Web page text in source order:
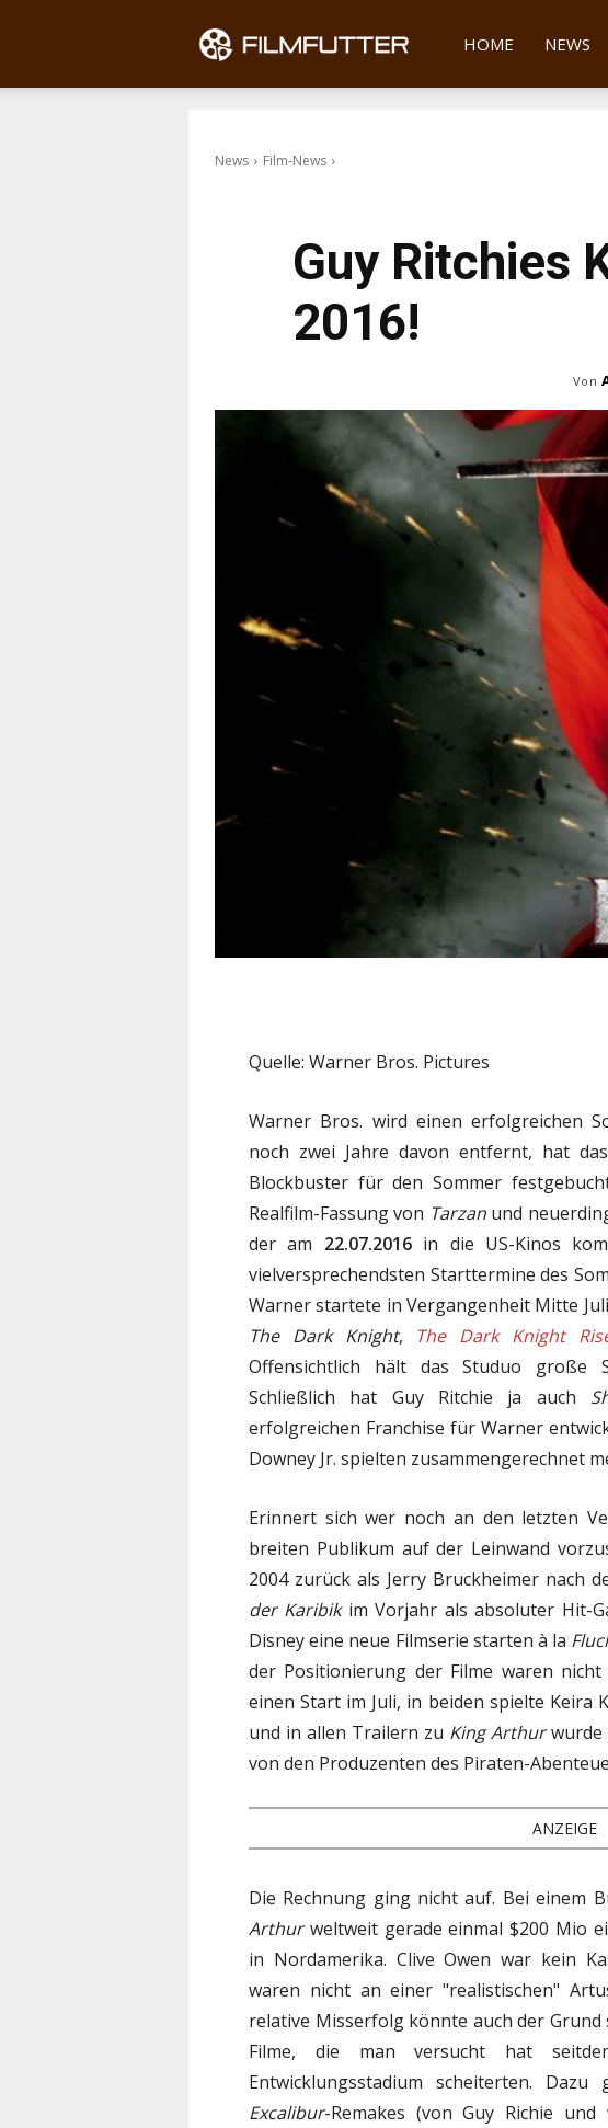
Filmfutter
HOME NEWS
News Film-News
Guy Ritchies
2016!
Von
Quelle: Warner Bros. Pictures
Warner Bros. wird einen erfolgreichen
noch zwei Jahre davon entfernt, hat
Blockbuster für den Sommer
Realfilm-Fassung von Tarzanund
der am 22.07.2016in die US-Kinos
vielversprechendsten Starttermine des
Warner startete in Vergangenheit Mitte
The Dark Knight, The Dark Knight
Offensichtlich hält das Studuo große
Schließlich hat Guy Ritchie ja auch
erfolgreichen Franchise für Warner
Downey Jr. spielten zusammengerechnet
Erinnert sich wer noch an den letzten
breiten Publikum auf der Leinwand
2004 zurück als Jerry Bruckheimer nach
der Karibikim Vorjahr als absoluter Hit-
Disney eine neue Filmserie starten à la
der Positionierung der Filme waren
einen Start im Juli, in beiden spielte Keira
und in allen Trailern zu King Arthurwurde
von den Produzenten des Piraten-
ANZEIGE
Die Rechnung ging nicht auf. Bei einem
Arthurweltweit gerade einmal $200 Mio
in Nordamerika. Clive Owen war kein
waren nicht an einer "realistischen"
relative Misserfolg könnte auch der
Filme, die man versucht hat
Entwicklungsstadium scheiterten.
Excalibur-Remakes (von Guy Richie